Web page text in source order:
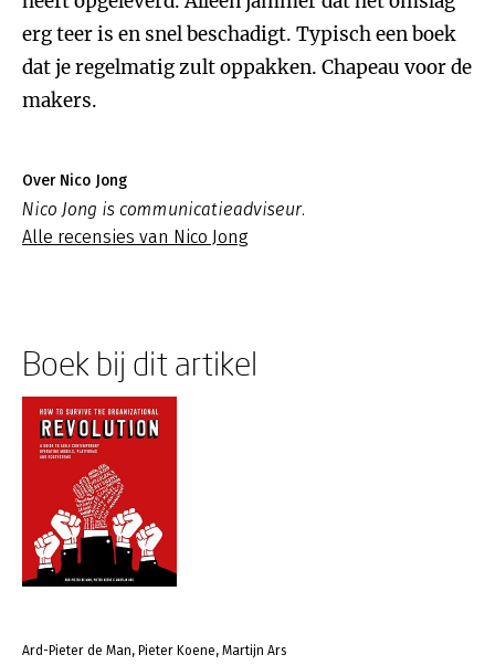
erg teer is en snel beschadigt. Typisch een boek
dat je regelmatig zult oppakken. Chapeau voor de
makers.
Over Nico Jong
Nico Jong is communicatieadviseur.
Alle recensies van Nico Jong
Boek bij dit artikel
Ard-Pieter de Man, Pieter Koene, Martijn Ars